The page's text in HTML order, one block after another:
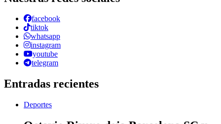
facebook
tiktok
whatsapp
instagram
youtube
telegram
Entradas recientes
Deportes